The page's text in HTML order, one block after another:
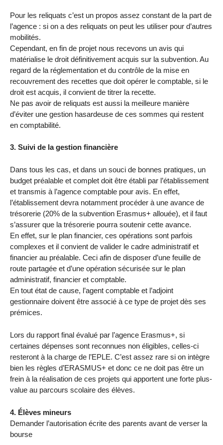
Pour les reliquats c’est un propos assez constant de la part de
l’agence : si on a des reliquats on peut les utiliser pour d’autres
mobilités.
Cependant, en fin de projet nous recevons un avis qui
matérialise le droit définitivement acquis sur la subvention. Au
regard de la réglementation et du contrôle de la mise en
recouvrement des recettes que doit opérer le comptable, si le
droit est acquis, il convient de titrer la recette.
Ne pas avoir de reliquats est aussi la meilleure manière
d’éviter une gestion hasardeuse de ces sommes qui restent
en comptabilité.
3. Suivi de la gestion financière
Dans tous les cas, et dans un souci de bonnes pratiques, un
budget préalable et complet doit être établi par l’établissement
et transmis à l’agence comptable pour avis. En effet,
l’établissement devra notamment procéder à une avance de
trésorerie (20% de la subvention Erasmus+ allouée), et il faut
s’assurer que la trésorerie pourra soutenir cette avance.
En effet, sur le plan financier, ces opérations sont parfois
complexes et il convient de valider le cadre administratif et
financier au préalable. Ceci afin de disposer d’une feuille de
route partagée et d’une opération sécurisée sur le plan
administratif, financier et comptable.
En tout état de cause, l’agent comptable et l’adjoint
gestionnaire doivent être associé à ce type de projet dès ses
prémices.
Lors du rapport final évalué par l’agence Erasmus+, si
certaines dépenses sont reconnues non éligibles, celles-ci
resteront à la charge de l’EPLE. C’est assez rare si on intègre
bien les règles d’ERASMUS+ et donc ce ne doit pas être un
frein à la réalisation de ces projets qui apportent une forte plus-
value au parcours scolaire des élèves.
4. Élèves mineurs
Demander l’autorisation écrite des parents avant de verser la
bourse